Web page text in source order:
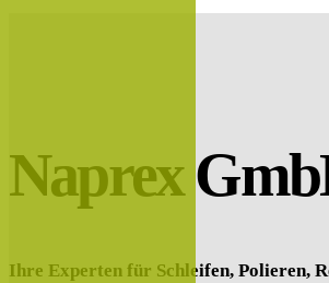
Naprex
Ihre Experten für Schleifen, Polieren,